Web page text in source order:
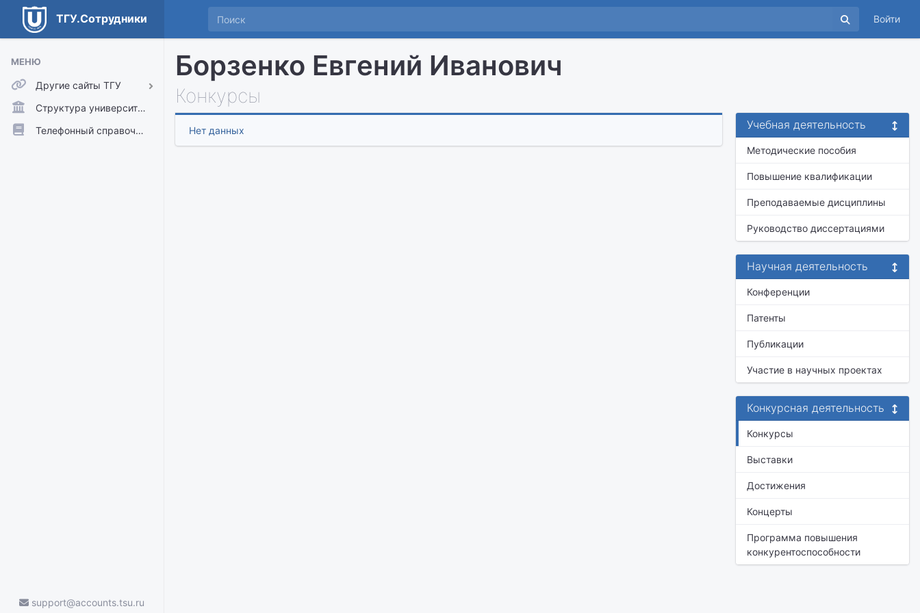
ТГУ.Сотрудники Войти
МЕНЮ
Другие сайты ТГУ
ТГУ.Аккаунты
ТГУ.Расписание
Структура университета
Телефонный справочник
support@accounts.tsu.ru
Борзенко Евгений Иванович
Конкурсы
Нет данных Учебная деятельность
Методические пособия
Повышение квалификации
Преподаваемые дисциплины
Руководство диссертациями
Научная деятельность
Конференции
Патенты
Публикации
Участие в научных проектах
Конкурсная деятельность
Конкурсы
Выставки
Достижения
Концерты
Программа повышения
конкурентоспособности